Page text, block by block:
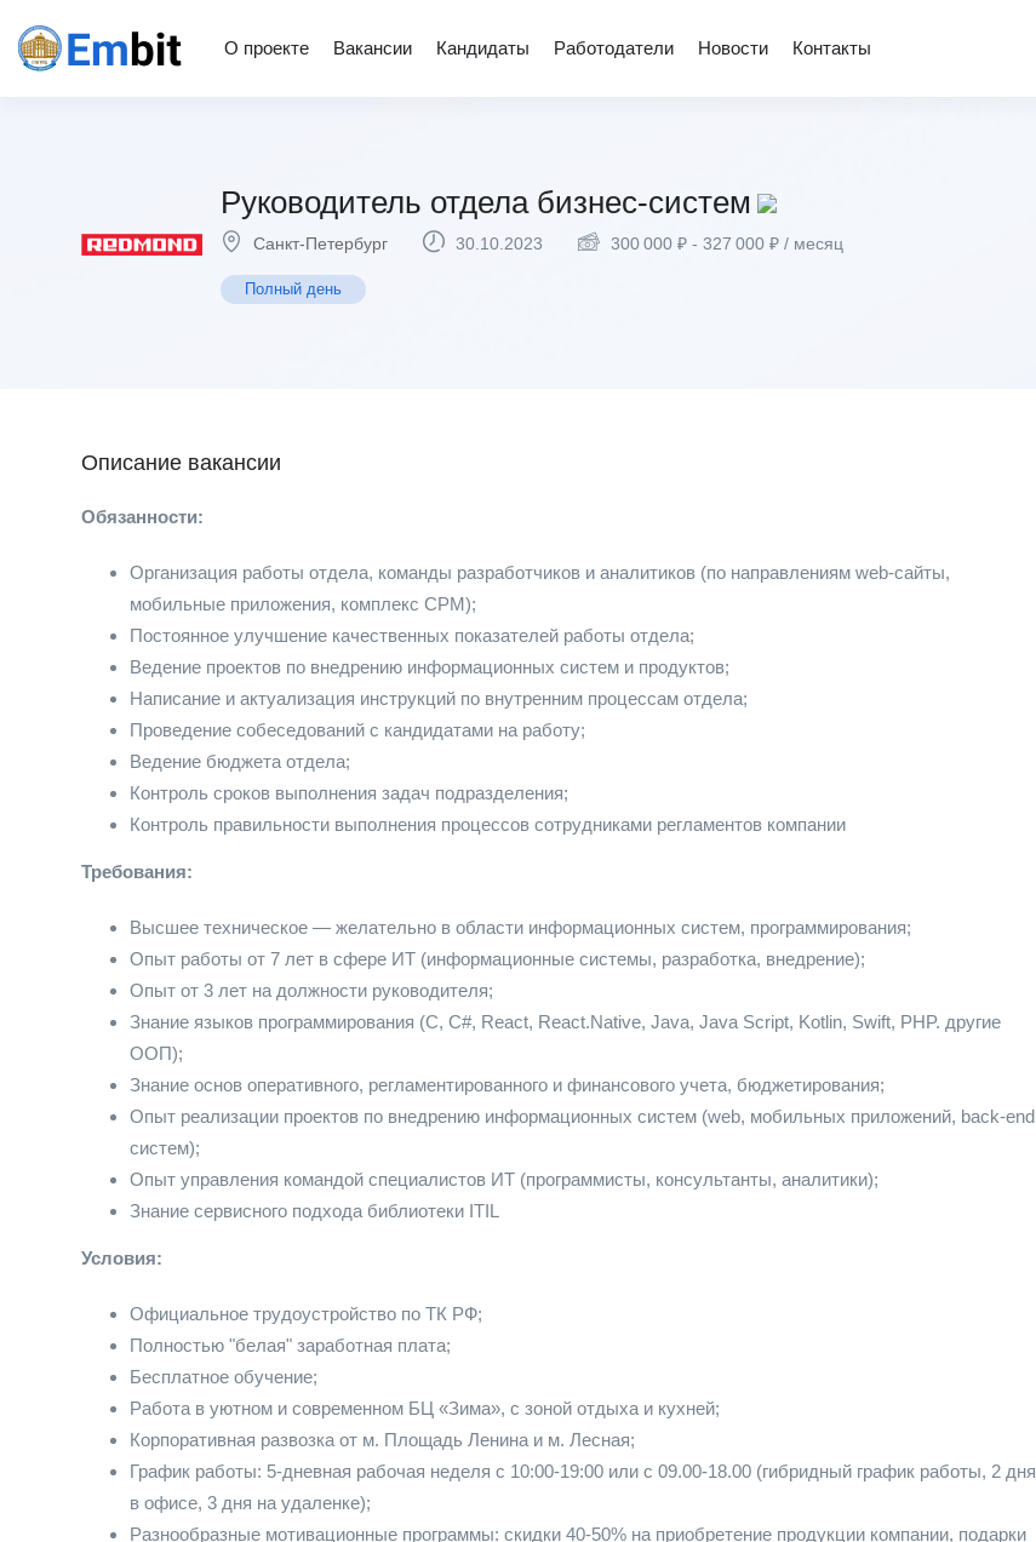
О проекте Вакансии Кандидаты Работодатели Новости Контакты
Руководитель отдела бизнес-систем
Санкт-Петербург 30.10.2023 300 000 ₽ - 327 000 ₽ / месяц
Полный день
Описание вакансии
Обязанности:
Организация работы отдела, команды разработчиков и аналитиков (по направлениям web-сайты,
мобильные приложения, комплекс СРМ);
Постоянное улучшение качественных показателей работы отдела;
Ведение проектов по внедрению информационных систем и продуктов;
Написание и актуализация инструкций по внутренним процессам отдела;
Проведение собеседований с кандидатами на работу;
Ведение бюджета отдела;
Контроль сроков выполнения задач подразделения;
Контроль правильности выполнения процессов сотрудниками регламентов компании
Требования:
Высшее техническое — желательно в области информационных систем, программирования;
Опыт работы от 7 лет в сфере ИТ (информационные системы, разработка, внедрение);
Опыт от 3 лет на должности руководителя;
Знание языков программирования (С, С#, React, React.Native, Java, Java Script, Kotlin, Swift, PHP. другие
ООП);
Знание основ оперативного, регламентированного и финансового учета, бюджетирования;
Опыт реализации проектов по внедрению информационных систем (web, мобильных приложений, back-end
систем);
Опыт управления командой специалистов ИТ (программисты, консультанты, аналитики);
Знание сервисного подхода библиотеки ITIL
Условия:
Официальное трудоустройство по ТК РФ;
Полностью "белая" заработная плата;
Бесплатное обучение;
Работа в уютном и современном БЦ «Зима», с зоной отдыха и кухней;
Корпоративная развозка от м. Площадь Ленина и м. Лесная;
График работы: 5-дневная рабочая неделя с 10:00-19:00 или с 09.00-18.00 (гибридный график работы, 2 дня
в офисе, 3 дня на удаленке);
Разнообразные мотивационные программы: скидки 40-50% на приобретение продукции компании, подарки